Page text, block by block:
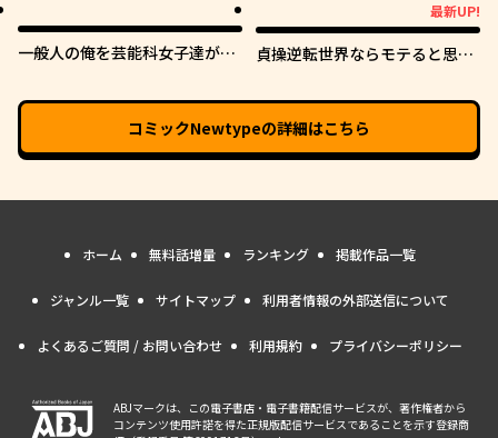
一般人の俺を芸能科女子達が逃
最新UP!
貞操逆転世界ならモテると思っ
コミックNewtypeの詳細はこちら
ホーム 無料話増量 ランキング 掲載作品一覧
ジャンル一覧 サイトマップ 利用者情報の外部送信について
よくあるご質問 / お問い合わせ 利用規約 プライバシーポリシー
ABJマークは、この電子書店・電子書籍配信サービスが、著作権者から
コンテンツ使用許諾を得た正規版配信サービスであることを示す登録商